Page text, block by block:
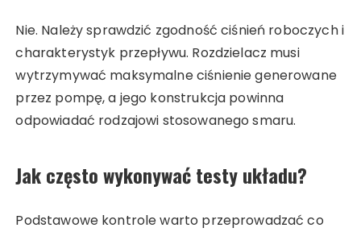
Nie. Należy sprawdzić zgodność ciśnień roboczych i
charakterystyk przepływu. Rozdzielacz musi
wytrzymywać maksymalne ciśnienie generowane
przez pompę, a jego konstrukcja powinna
odpowiadać rodzajowi stosowanego smaru.
Jak często wykonywać testy układu?
Podstawowe kontrole warto przeprowadzać co